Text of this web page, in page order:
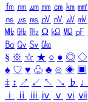
㎙ ㎚ ㎛ ㎜ ㎝ ㎞ ㎟
㎱ ㎲ ㎳ ㎴ ㎵ ㎶ ㎷
㎒ ㎓ ㎔ Ω ㏀ ㏁ ㎊
㏃ ㏉ ㏜ ㏆
§ ※ ☆ ★ ○ ● ◎ ◇
♠ ♡ ♥ ♧ ♣ ⊙ ◈ ▣
‡ ↕ ↗ ↙ ↖ ↘ ♭ ♩
ⅰ
ⅱ ⅲ ⅳ ⅴ ⅵ ⅶ